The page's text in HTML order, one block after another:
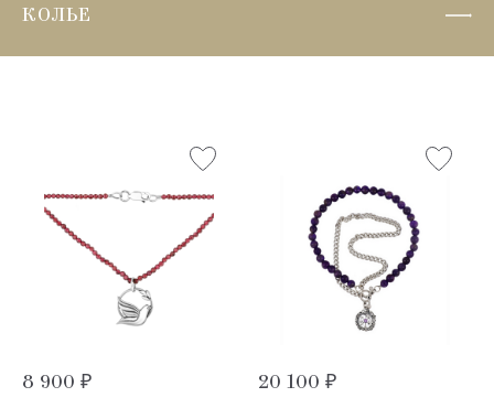
КОЛЬЕ
8 900 ₽ 20 100 ₽